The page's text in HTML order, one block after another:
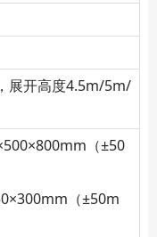
展开高度4.5m/5m/
（±50
（±50m